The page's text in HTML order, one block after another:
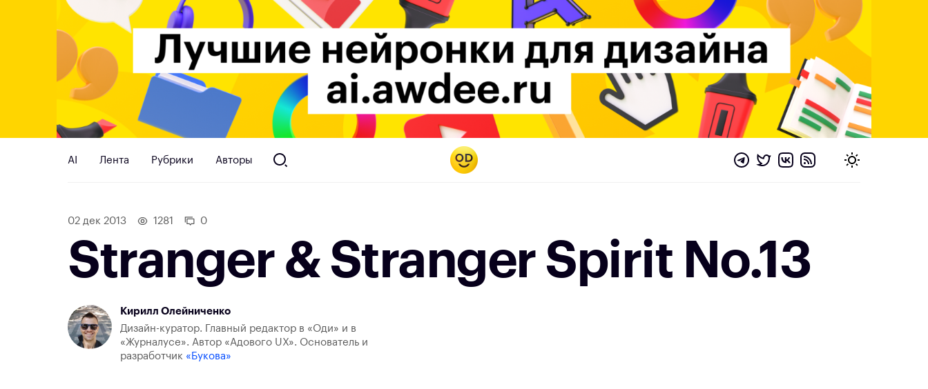
AI Лента Рубрики Авторы
02 дек 2013 1281 0
Stranger & Stranger Spirit No.13
Кирилл Олейниченко
Дизайн-куратор. Главный редактор в «Оди» и в
«Журналусе». Автор «Адового UX». Основатель и
разработчик «Букова»